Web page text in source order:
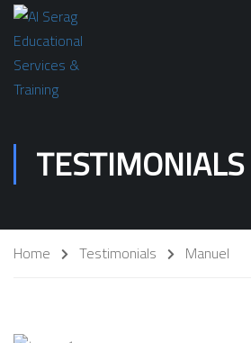
TESTIMONIALS
Home Testimonials Manuel